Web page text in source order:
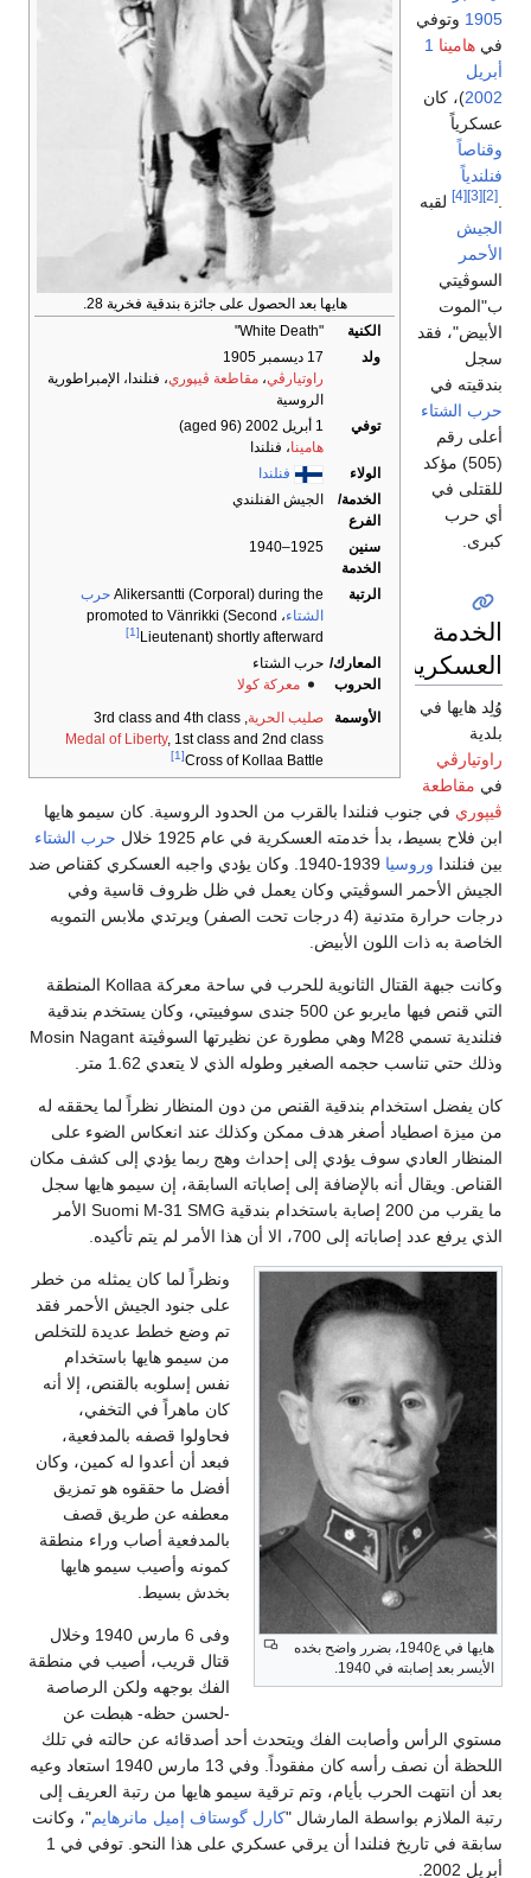
هايها بعد الحصول على جائزة بندقية فخرية 28.
الكنية
"White Death"
ولد
17 ديسمبر 1905
راوتيارڤي، مقاطعة ڤيپوري، فنلندا، الإمبراطورية
الروسية
توفي
1 أبريل 2002
(aged 96)
هامينا، فنلندا
الولاء
فنلندا
الخدمة/
الفرع
الجيش الفنلندي
سنين
الخدمة
1925–1940
الرتبة Alikersantti (Corporal) during the حرب
الشتاء
، promoted to Vänrikki (Second
Lieutenant) shortly afterward
[1]
المعارك/
الحروب
حرب الشتاء
معركة كولا
الأوسمة
صليب الحرية, 3rd class and 4th class
Medal of Liberty, 1st class and 2nd class
Cross of Kollaa Battle
[1]
1905 وتوفي
في هامينا 1
أبريل
2002)، كان
عسكرياً
وقناصاً
فنلندياً
[2]
[3]
[4]
لقبه
الجيش
الأحمر
السوڤيتي
ب"الموت
الأبيض"، فقد
سجل
بندقيته في
حرب الشتاء
أعلى رقم
(505) مؤكد
للقتلى في
أي حرب
كبرى.
الخدمة
العسكرية
وُلِد هايها في
بلدية
راوتيارڤي
في مقاطعة
ڤيپوري في جنوب فنلندا بالقرب من الحدود الروسية. كان سيمو هايها
ابن فلاح بسيط، بدأ خدمته العسكرية في عام 1925 خلال
حرب الشتاء
بين فنلندا وروسيا
1939-1940. وكان يؤدي واجبه العسكري كقناص ضد
الجيش الأحمر السوڤيتي وكان يعمل في ظل ظروف قاسية وفي
درجات حرارة متدنية (4 درجات تحت الصفر) ويرتدي ملابس التمويه
الخاصة به ذات اللون الأبيض.
وكانت جبهة القتال الثانوية للحرب في ساحة معركة Kollaa المنطقة
التي قنص فيها مايربو عن 500 جندى سوفييتي، وكان يستخدم بندقية
فنلندية تسمي M28 وهي مطورة عن نظيرتها السوڤيتة Mosin Nagant
وذلك حتي تناسب حجمه الصغير وطوله الذي لا يتعدي 1.62 متر.
كان يفضل استخدام بندقية القنص من دون المنظار نظراً لما يحققه له
من ميزة اصطياد أصغر هدف ممكن وكذلك عند انعكاس الضوء على
المنظار العادي سوف يؤدي إلى إحداث وهج ربما يؤدي إلى كشف مكان
القناص. ويقال أنه بالإضافة إلى إصاباته السابقة، إن سيمو هايها سجل
ما يقرب من 200 إصابة باستخدام بندقية Suomi M-31 SMG الأمر
الذي يرفع عدد إصاباته إلى 700، الا أن هذا الأمر لم يتم تأكيده.
هايها في ع1940، بضرر واضح بخده
الأيسر بعد إصابته في 1940.
ونظراً لما كان يمثله من خطر
على جنود الجيش الأحمر فقد
تم وضع خطط عديدة للتخلص
من سيمو هايها باستخدام
نفس إسلوبه بالقنص، إلا أنه
كان ماهراً في التخفي،
فحاولوا قصفه بالمدفعية،
فبعد أن أعدوا له كمين، وكان
أفضل ما حققوه هو تمزيق
معطفه عن طريق قصف
بالمدفعية أصاب وراء منطقة
كمونه وأصيب سيمو هايها
بخدش بسيط.
وفى 6 مارس 1940 وخلال
قتال قريب، أصيب في منطقة
الفك بوجهه ولكن الرصاصة
-لحسن حظه- هبطت عن
مستوي الرأس وأصابت الفك ويتحدث أحد أصدقائه عن حالته في تلك
اللحظة أن نصف رأسه كان مفقوداً. وفي 13 مارس 1940 استعاد وعيه
بعد أن انتهت الحرب بأيام، وتم ترقية سيمو هايها من رتبة العريف إلى
رتبة الملازم بواسطة المارشال "كارل گوستاف إميل مانرهايم"، وكانت
سابقة في تاريخ فنلندا أن يرقي عسكري على هذا النحو. توفي في 1
أبريل 2002.